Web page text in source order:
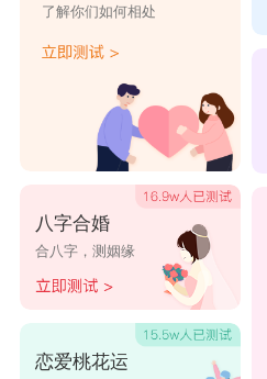
了解你们如何相处
八字合婚
合八字，测姻缘
恋爱桃花运